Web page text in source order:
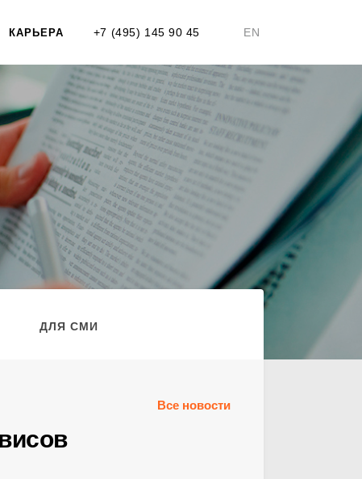
+7 (495) 145 90 45 EN
КАРЬЕРА
ДЛЯ СМИ
Все новости